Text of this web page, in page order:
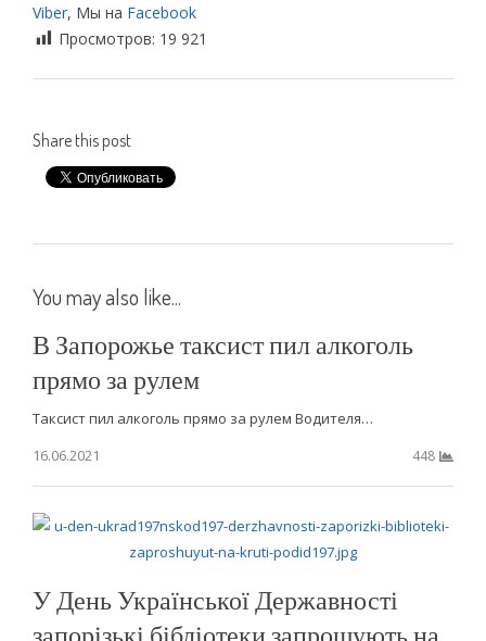
Viber, Мы на Facebook
Просмотров: 19 921
Share this post
You may also like...
В Запорожье таксист пил алкоголь
прямо за рулем
Таксист пил алкоголь прямо за рулем Водителя…
16.06.2021
448
У День Української Державності
запорізькі бібліотеки запрошують на